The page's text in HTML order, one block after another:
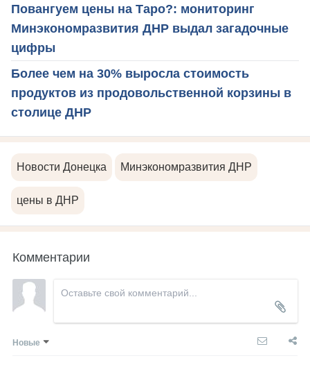
Повангуем цены на Таро?: мониторинг
Минэкономразвития ДНР выдал загадочные
цифры
Более чем на 30% выросла стоимость
продуктов из продовольственной корзины в
столице ДНР
Новости Донецка Минэкономразвития ДНР
цены в ДНР
Комментарии
Новые